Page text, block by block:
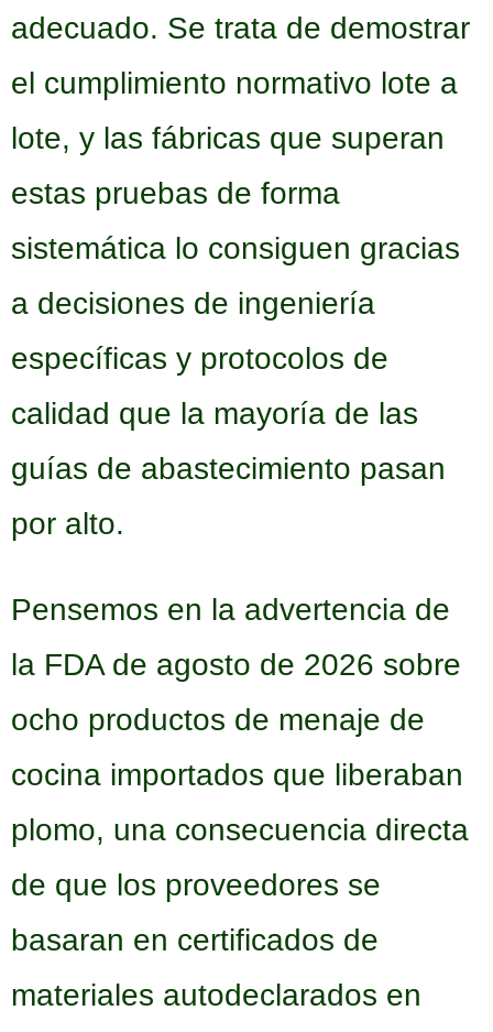
adecuado. Se trata de demostrar
el cumplimiento normativo lote a
lote, y las fábricas que superan
estas pruebas de forma
sistemática lo consiguen gracias
a decisiones de ingeniería
específicas y protocolos de
calidad que la mayoría de las
guías de abastecimiento pasan
por alto.
Pensemos en la advertencia de
la FDA de agosto de 2026 sobre
ocho productos de menaje de
cocina importados que liberaban
plomo, una consecuencia directa
de que los proveedores se
basaran en certificados de
materiales autodeclarados en